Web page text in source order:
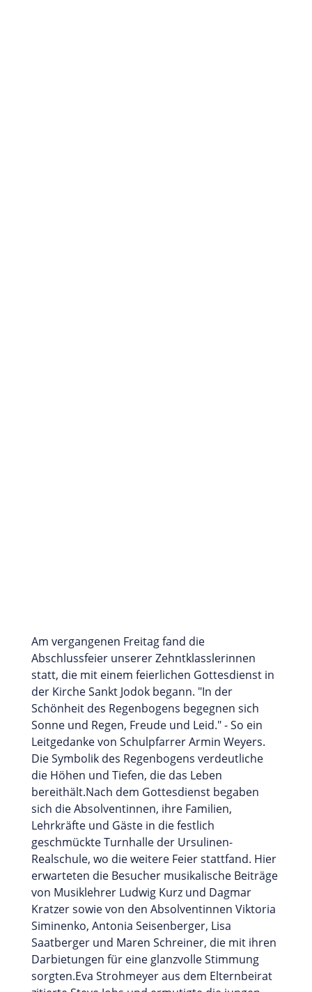
Am vergangenen Freitag fand die
Abschlussfeier unserer Zehntklasslerinnen
statt, die mit einem feierlichen Gottesdienst in
der Kirche Sankt Jodok begann. "In der
Schönheit des Regenbogens begegnen sich
Sonne und Regen, Freude und Leid." - So ein
Leitgedanke von Schulpfarrer Armin Weyers.
Die Symbolik des Regenbogens verdeutliche
die Höhen und Tiefen, die das Leben
bereithält.Nach dem Gottesdienst begaben
sich die Absolventinnen, ihre Familien,
Lehrkräfte und Gäste in die festlich
geschmückte Turnhalle der Ursulinen-
Realschule, wo die weitere Feier stattfand. Hier
erwarteten die Besucher musikalische Beiträge
von Musiklehrer Ludwig Kurz und Dagmar
Kratzer sowie von den Absolventinnen Viktoria
Siminenko, Antonia Seisenberger, Lisa
Saatberger und Maren Schreiner, die mit ihren
Darbietungen für eine glanzvolle Stimmung
sorgten.Eva Strohmeyer aus dem Elternbeirat